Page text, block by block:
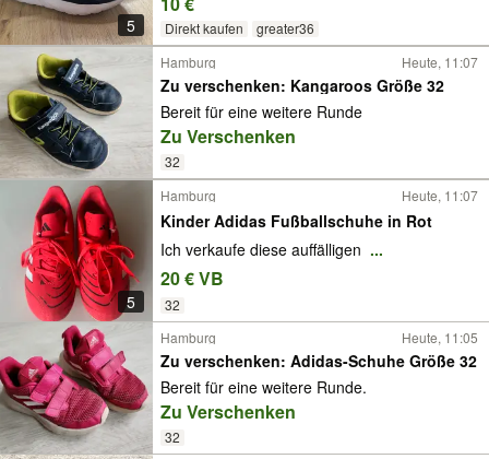
5 Direkt kaufen
greater36
Hamburg
Heute, 11:07
Zu verschenken: Kangaroos Größe 32
Bereit für eine weitere Runde
Zu Verschenken
32
5
Hamburg Heute, 11:07
Kinder Adidas Fußballschuhe in Rot
Ich verkaufe diese auffälligen ...
20 € VB
32
Hamburg
Heute, 11:05
Zu verschenken: Adidas-Schuhe Größe 32
Bereit für eine weitere Runde.
Zu Verschenken
32